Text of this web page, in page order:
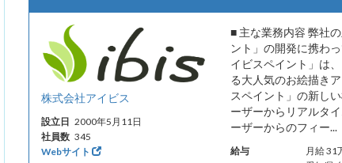
株式会社アイビス
設立日 2000年5月11日
社員数 345
Webサイト
■ 主な業務内容 弊社
ント」の開発に携わ
イビスペイント」は
る大人気のお絵描き
スペイント」の新し
ーザーからリアルタ
ーザーからのフィー
給与
月給 31